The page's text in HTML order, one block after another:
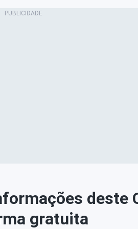
deste
gratuita